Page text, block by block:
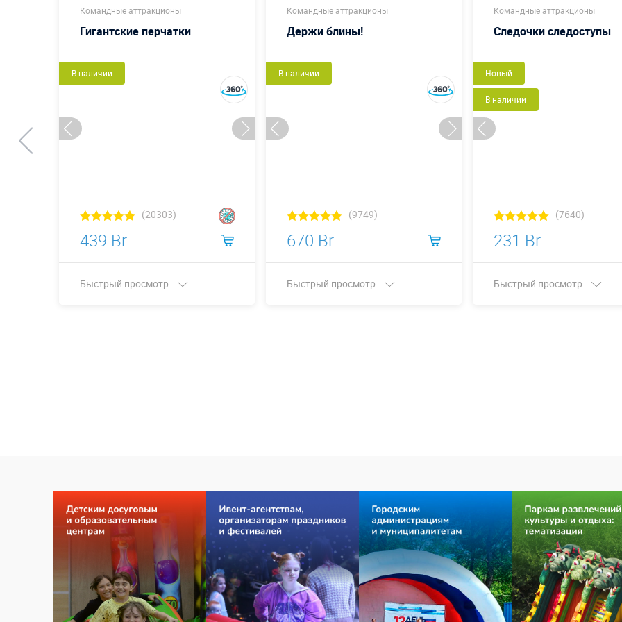
Командные аттракционы
Гигантские перчатки
В наличии
(20303)
439 Br
Быстрый просмотр
Командные аттракционы
Держи блины!
В наличии
(9749)
670 Br
Быстрый просмотр
Командные аттракционы
Следочки следоступы
Новый
В наличии
(7640)
231 Br
Быстрый просмотр